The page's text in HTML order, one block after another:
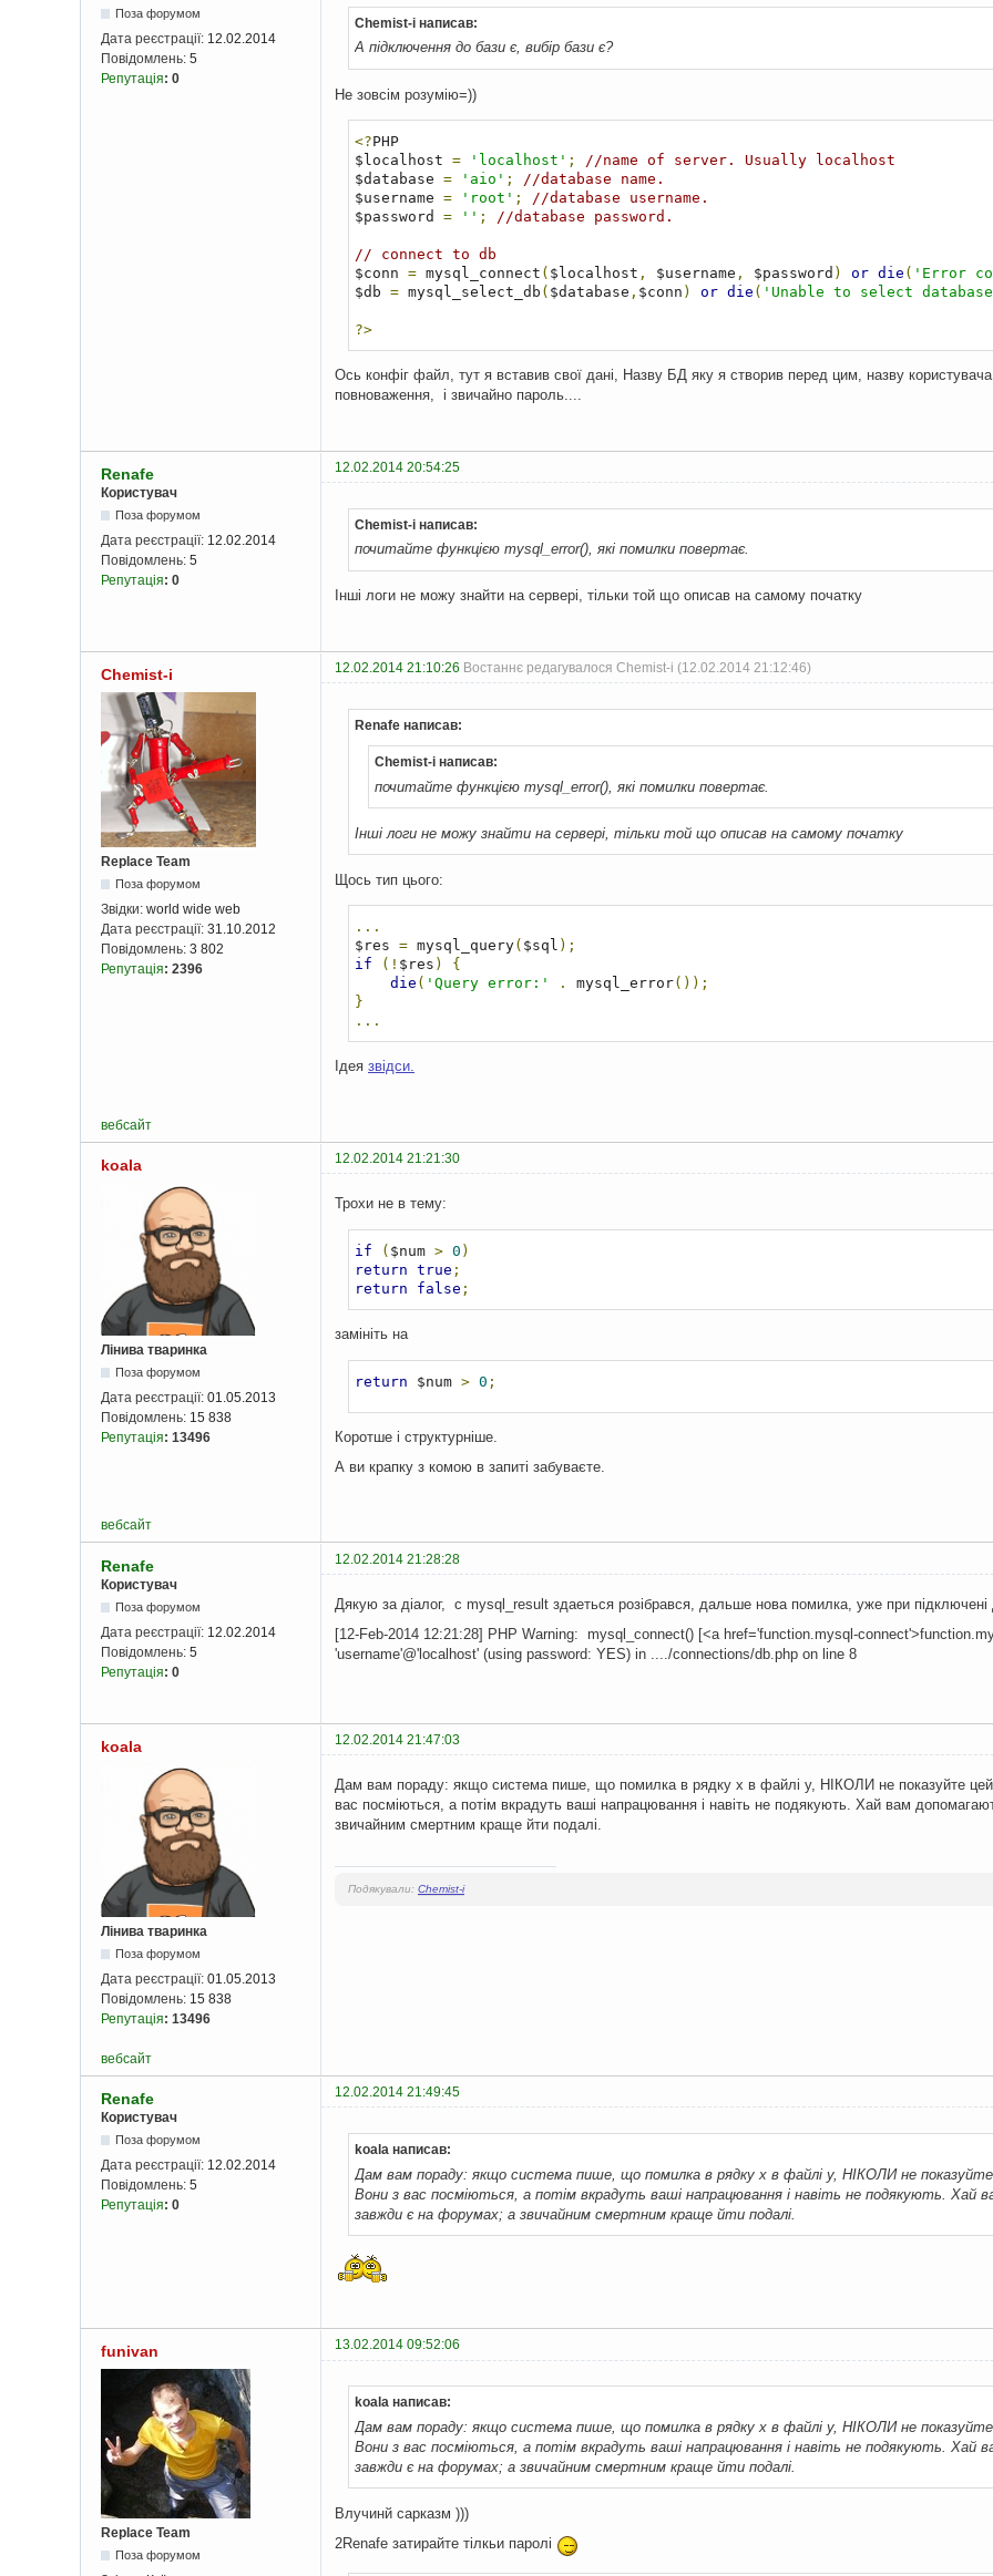
Поза форумом
Дата реєстрації: 12.02.2014
Повідомлень: 5
Репутація: 0
Chemist-i написав:
А підключення до бази є, вибір бази є?
Не зовсім розумію=))
<?PHP
$localhost = 'localhost' ;
//name of server. Usually localhost
$database = 'aio' ;
//database name.
$username = 'root' ;
//database username.
$password = '' ; //database password.
// connect to db
$conn = mysql_connect ( $localhost , $username , $password ) or die ( 'Error
$db = mysql_select_db ( $database , $conn ) or die ( 'Unable to select
?>
Ось конфіг файл, тут я вставив свої дані, Назву БД яку я створив перед цим, назву
повноваження, і звичайно пароль....
Renafe
12.02.2014 20:54:25
Користувач
Поза форумом
Дата реєстрації: 12.02.2014
Повідомлень: 5
Репутація: 0
Chemist-i написав:
почитайте функцією mysql_error(), які помилки повертає.
Інші логи не можу знайти на сервері, тільки той що описав на самому початку
Chemist-i 12.02.2014 21:10:26 Востаннє редагувалося Chemist-i (12.02.2014 21:12:46)
Replace Team
Поза форумом
Звідки: world wide web
Дата реєстрації: 31.10.2012
Повідомлень: 3 802
Репутація: 2396
Renafe написав:
Chemist-i написав:
почитайте функцією mysql_error(), які помилки повертає.
Інші логи не можу знайти на сервері, тільки той що описав на самому початку
Щось тип цього:
...
$res = mysql_query( $sql );
if
(! $res )
{
die ( 'Query error:' . mysql_error());
}
...
Ідея звідси.
вебсайт
koala 12.02.2014 21:21:30
Лінива тваринка
Поза форумом
Дата реєстрації: 01.05.2013
Повідомлень: 15 838
Репутація: 13496
Трохи не в тему:
if ( $num > 0 )
return true ;
return
false ;
замініть на
return $num > 0 ;
Коротше і структурніше.
А ви крапку з комою в запиті забуваєте.
вебсайт
Renafe
12.02.2014 21:28:28
Користувач
Поза форумом
Дата реєстрації: 12.02.2014
Повідомлень: 5
Репутація: 0
Дякую за діалог, с mysql_result здаеться розібрався, дальше нова помилка, уже при
[12-Feb-2014 12:21:28] PHP Warning: mysql_connect() [<a href='function.mysql-
'username'@'localhost' (using password: YES) in ..../connections/db.php on line 8
koala 12.02.2014 21:47:03
Лінива тваринка
Поза форумом
Дата реєстрації: 01.05.2013
Повідомлень: 15 838
Репутація: 13496
Дам вам пораду: якщо система пише, що помилка в рядку x в файлі y, НІКОЛИ не показуйте
вас посміються, а потім вкрадуть ваші напрацювання і навіть не подякують. Хай вам
звичайним смертним краще йти подалі.
Подякували: Chemist-i
вебсайт
Renafe
12.02.2014 21:49:45
Користувач
Поза форумом
Дата реєстрації: 12.02.2014
Повідомлень: 5
Репутація: 0
koala написав:
Дам вам пораду: якщо система пише, що помилка в рядку x в файлі y, НІКОЛИ не
Вони з вас посміються, а потім вкрадуть ваші напрацювання і навіть не подякують. Хай
завжди є на форумах; а звичайним смертним краще йти подалі.
funivan 13.02.2014 09:52:06
Replace Team
Поза форумом
koala написав:
Дам вам пораду: якщо система пише, що помилка в рядку x в файлі y, НІКОЛИ не
Вони з вас посміються, а потім вкрадуть ваші напрацювання і навіть не подякують. Хай
завжди є на форумах; а звичайним смертним краще йти подалі.
Влучинй сарказм )))
2Renafe затирайте тілкьи паролі